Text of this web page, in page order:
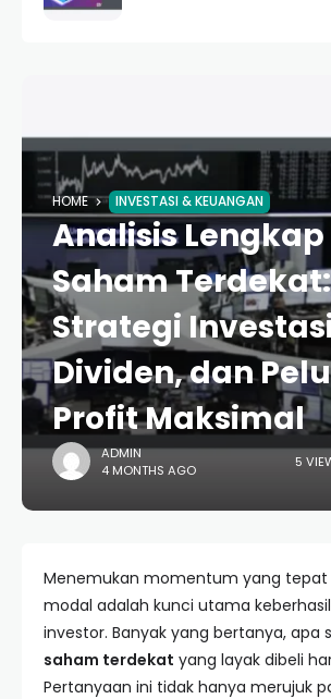
HOME INVESTASI & KEUANGAN
Analisis Lengkap
Saham Terdekat:
Strategi
Dividen, dan
Profit Maksimal
ADMIN
4 MONTHS AGO
5
Menemukan momentum yang tepat
modal adalah kunci utama
investor. Banyak yang bertanya, apa
saham terdekat yang layak dibeli
Pertanyaan ini tidak hanya merujuk